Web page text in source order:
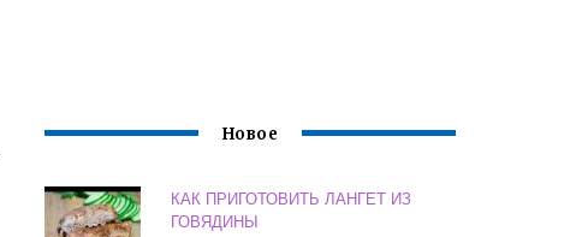
Новое
КАК ПРИГОТОВИТЬ ЛАНГЕТ ИЗ
ГОВЯДИНЫ